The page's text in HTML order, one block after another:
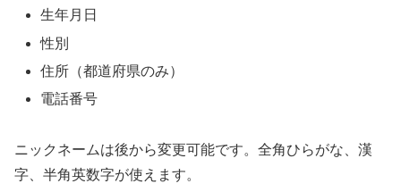
生年月日
性別
住所（都道府県のみ）
電話番号
ニックネームは後から変更可能です。全角ひらがな、漢
字、半角英数字が使えます。